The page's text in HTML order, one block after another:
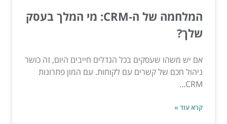
המלחמה של ה-CRM: מי המלך בעסק
שלך?
אם יש משהו שעסקים בכל הגדלים חייבים היום, זה כושר
ניהול חכם של קשרים עם לקוחות. עם המון פתרונות
CRM...
קרא עוד »